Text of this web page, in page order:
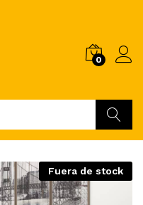
0
Fuera de stock